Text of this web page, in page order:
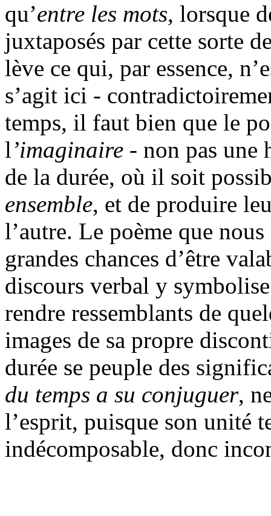
qu’entre les mots, lorsque
juxtaposés par cette sorte
lève ce qui, par essence,
s’agit ici -
temps, il faut bien que le
l’imaginaire - non pas une
de la durée, où il soit
ensemble, et de produire
l’autre. Le poème que
grandes chances d’être
discours verbal y
rendre ressemblants de
images de sa propre
durée se peuple des
du temps a su conjuguer,
l’esprit, puisque son unité
indécomposable, donc